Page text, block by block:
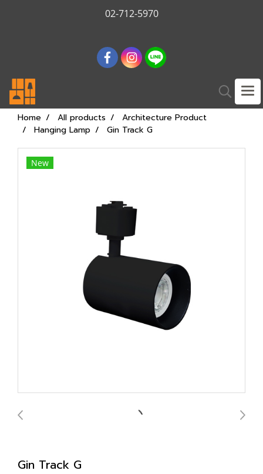
02-712-5970
Home All products
Architecture Product
Hanging Lamp
Gin Track G
New
Gin Track G